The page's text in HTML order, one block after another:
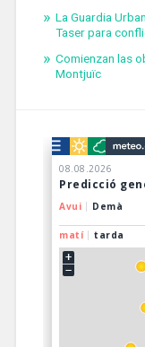
La Guardia
Taser para
Comienzan las
Montjuïc